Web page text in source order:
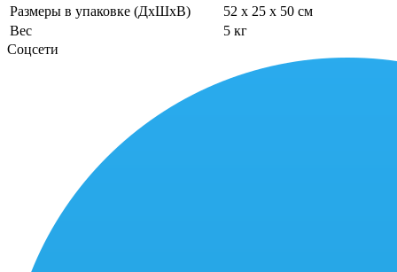
Размеры в упаковке (ДхШхВ)
52 x 25 x 50 см
Вес
5 кг
Соцсети